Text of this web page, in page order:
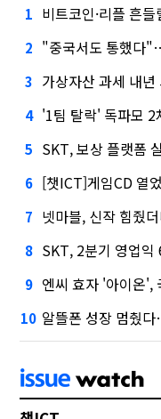
1 비트코인·리플 흔
2 "중국서도 통했다
3 가상자산 과세 내
4 '1팀 탈락' 독파모 2
5 SKT, 보상 플랫폼
6 [챗ICT]게임CD 열
7 넷마블, 신작 힘줬
8 SKT, 2분기 영업
9 엔씨 효자 '아이온',
10 알뜰폰 성장 멈췄